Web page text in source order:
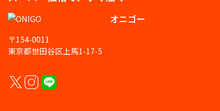
オニゴー
〒154-0011
東京都世田谷区上馬1-17-5